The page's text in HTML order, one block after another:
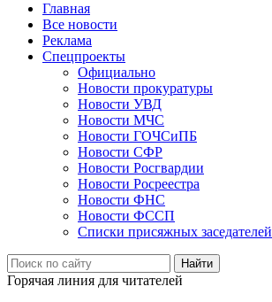
Главная
Все новости
Реклама
Спецпроекты
Официально
Новости прокуратуры
Новости УВД
Новости МЧС
Новости ГОЧСиПБ
Новости СФР
Новости Росгвардии
Новости Росреестра
Новости ФНС
Новости ФССП
Списки присяжных заседателей
Горячая линия для читателей